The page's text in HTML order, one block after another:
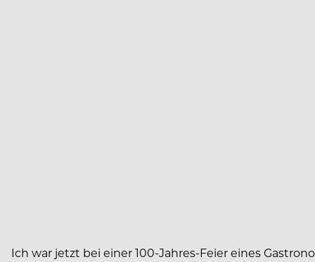
Ich war jetzt bei einer 100-Jahres-Feier eines